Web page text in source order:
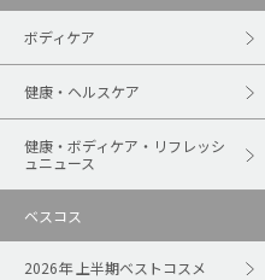
ボディケア
健康・ヘルスケア
健康・ボディケア・リフレッシ
ュニュース
ベスコス
2026年 上半期ベストコスメ